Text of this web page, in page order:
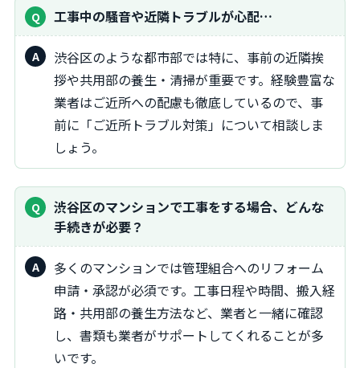
工事中の騒音や近隣トラブルが心配…
渋谷区のような都市部では特に、事前の近隣挨
拶や共用部の養生・清掃が重要です。経験豊富な
業者はご近所への配慮も徹底しているので、事
前に「ご近所トラブル対策」について相談しま
しょう。
渋谷区のマンションで工事をする場合、どんな
手続きが必要？
多くのマンションでは管理組合へのリフォーム
申請・承認が必須です。工事日程や時間、搬入経
路・共用部の養生方法など、業者と一緒に確認
し、書類も業者がサポートしてくれることが多
いです。